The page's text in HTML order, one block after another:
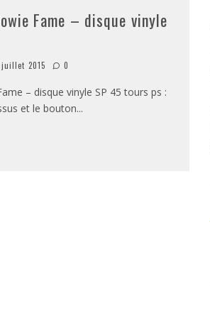
Fame – disque vinyle
juillet 2015 0
– disque vinyle SP 45 tours ps :
et le bouton...